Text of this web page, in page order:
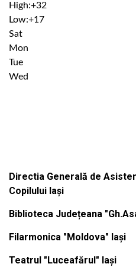
High:+32
Low:+17
Sat
Mon
Tue
Wed
Directia Generală de
Copilului Iași
Biblioteca Județeana
Filarmonica "Moldova" Iași
Teatrul "Luceafărul" Iași